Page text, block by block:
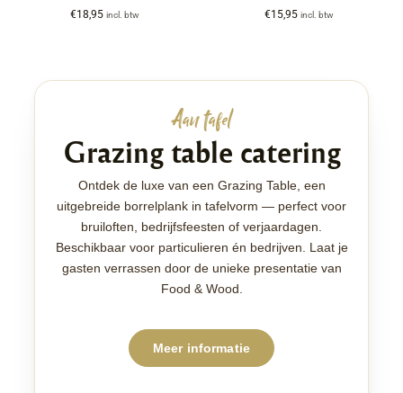
€18,95 incl. btw €15,95 incl. btw
Aan tafel
Grazing table catering
Ontdek de luxe van een Grazing Table, een
uitgebreide borrelplank in tafelvorm — perfect voor
bruiloften, bedrijfsfeesten of verjaardagen.
Beschikbaar voor particulieren én bedrijven. Laat je
gasten verrassen door de unieke presentatie van
Food & Wood.
Meer informatie